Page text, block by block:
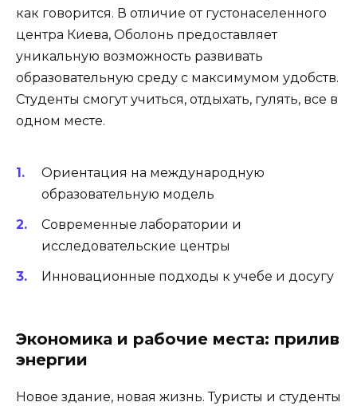
как говорится. В отличие от густонаселенного
центра Киева, Оболонь предоставляет
уникальную возможность развивать
образовательную среду с максимумом удобств.
Студенты смогут учиться, отдыхать, гулять, все в
одном месте.
Ориентация на международную
образовательную модель
Современные лаборатории и
исследовательские центры
Инновационные подходы к учебе и досугу
Экономика и рабочие места: прилив
энергии
Новое здание, новая жизнь. Туристы и студенты